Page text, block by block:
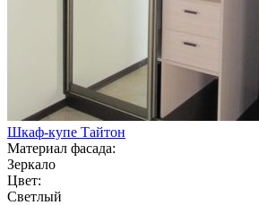
Шкаф-купе Тайтон
Материал фасада:
Зеркало
Цвет:
Светлый